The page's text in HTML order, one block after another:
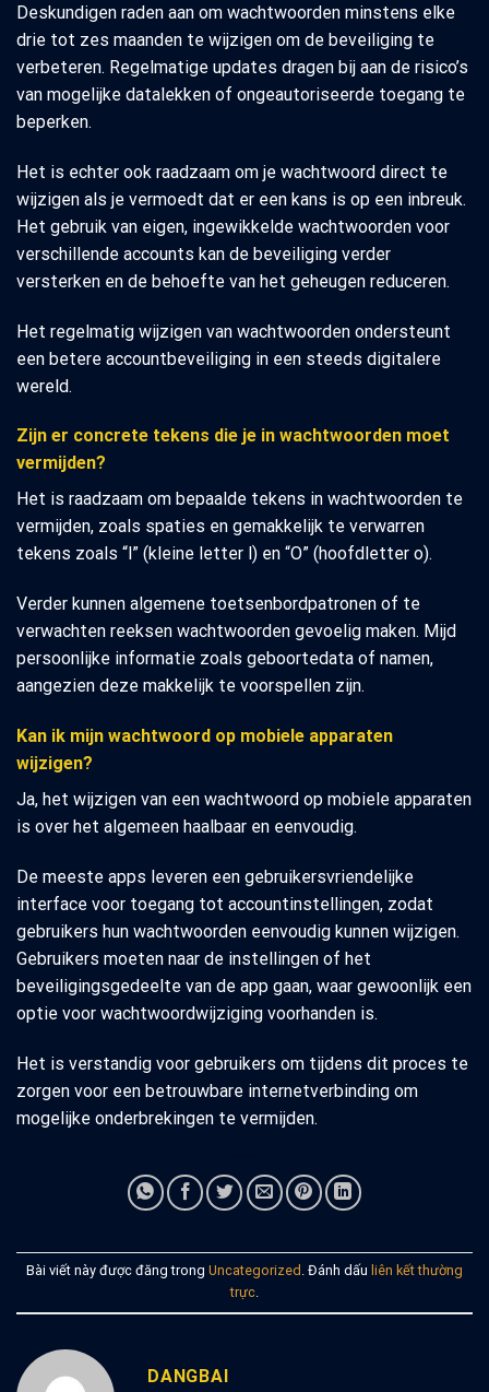
Deskundigen raden aan om wachtwoorden minstens elke
drie tot zes maanden te wijzigen om de beveiliging te
verbeteren. Regelmatige updates dragen bij aan de risico’s
van mogelijke datalekken of ongeautoriseerde toegang te
beperken.
Het is echter ook raadzaam om je wachtwoord direct te
wijzigen als je vermoedt dat er een kans is op een inbreuk.
Het gebruik van eigen, ingewikkelde wachtwoorden voor
verschillende accounts kan de beveiliging verder
versterken en de behoefte van het geheugen reduceren.
Het regelmatig wijzigen van wachtwoorden ondersteunt
een betere accountbeveiliging in een steeds digitalere
wereld.
Zijn er concrete tekens die je in wachtwoorden moet
vermijden?
Het is raadzaam om bepaalde tekens in wachtwoorden te
vermijden, zoals spaties en gemakkelijk te verwarren
tekens zoals “l” (kleine letter l) en “O” (hoofdletter o).
Verder kunnen algemene toetsenbordpatronen of te
verwachten reeksen wachtwoorden gevoelig maken. Mijd
persoonlijke informatie zoals geboortedata of namen,
aangezien deze makkelijk te voorspellen zijn.
Kan ik mijn wachtwoord op mobiele apparaten
wijzigen?
Ja, het wijzigen van een wachtwoord op mobiele apparaten
is over het algemeen haalbaar en eenvoudig.
De meeste apps leveren een gebruikersvriendelijke
interface voor toegang tot accountinstellingen, zodat
gebruikers hun wachtwoorden eenvoudig kunnen wijzigen.
Gebruikers moeten naar de instellingen of het
beveiligingsgedeelte van de app gaan, waar gewoonlijk een
optie voor wachtwoordwijziging voorhanden is.
Het is verstandig voor gebruikers om tijdens dit proces te
zorgen voor een betrouwbare internetverbinding om
mogelijke onderbrekingen te vermijden.
Bài viết này được đăng trong Uncategorized . Đánh dấu liên kết thường
trực
DANGBAI